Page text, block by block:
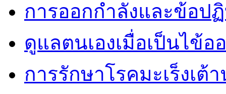
การออกกำลังและข้อป
ดูแลตนเองเมื่อเป็นไข้อ
การรักษาโรคมะเร็งเต้